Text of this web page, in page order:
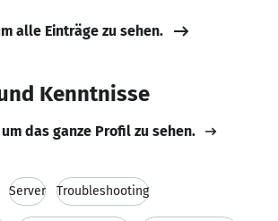
alle Einträge zu sehen.
Kenntnisse
das ganze Profil zu sehen.
Server Troubleshooting